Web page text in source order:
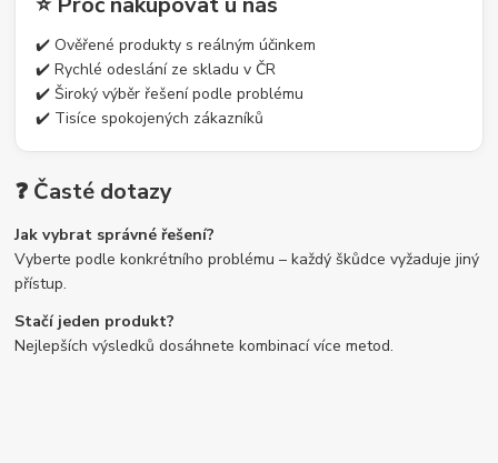
✔️ Ověřené produkty s reálným účinkem
✔️ Rychlé odeslání ze skladu v ČR
✔️ Široký výběr řešení podle problému
✔️ Tisíce spokojených zákazníků
❓ Časté dotazy
Jak vybrat správné řešení?
Vyberte podle konkrétního problému – každý škůdce vyžaduje jiný
přístup.
Stačí jeden produkt?
Nejlepších výsledků dosáhnete kombinací více metod.